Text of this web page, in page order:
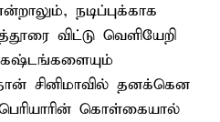
நடிப்புக்காக
விட்டு வெளியேறி
சினிமாவில் தனக்கென
கொள்கையால்